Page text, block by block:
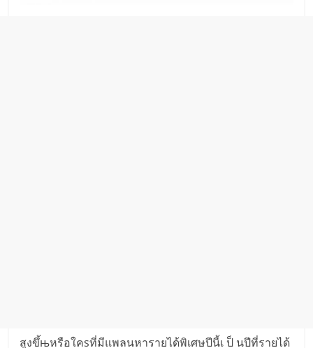
สูงขึ้њหรือใคsที่มีแพลนหารายได้พิเศษปีนี้เ ป็ นปีที่รายได้